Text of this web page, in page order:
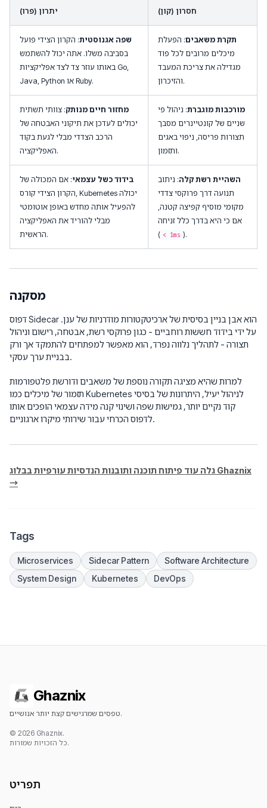
יתרון (פרו) חסרון (קון)
שפה אגנוסטית: הקרון הצידי פועל
בסביבה משלו. אתה יכול להשתמש
באותו עוזר צד לצד אפליקציות Go,
Java, Python או Ruby.
תקרת משאבים: הפעלת
מיכלים מרובים לכל פוד
מגדילה את צריכת המעבד
והזיכרון.
מחזור חיים מנותק: צוותי תשתית
יכולים לעדכן את תיקוני האבטחה של
הרכב הצדדי מבלי לגעת בקוד
האפליקציה.
מורכבות מוגברת: ניהול פי
שניים של קונטיינרים מסבך
תצורות פריסה, ניפוי באגים
ותזמון.
בידוד כשל עצמאי: אם המכולה של
הקרון הצידי קורס, Kubernetes יכולה
להפעיל אותה מחדש באופן אוטומטי
מבלי להוריד את האפליקציה
הראשית.
השהיית רשת קלה: ניתוב
תנועה דרך פרוקסי צדדי
מקומי מוסיף קפיצה קטנה,
אם כי היא בדרך כלל זניחה
(
< 1ms ).
מסקנה
דפוס Sidecar הוא אבן בניין בסיסית של ארכיטקטורות מודרניות של ענן.
על ידי בידוד חששות רוחביים - כגון פרוקסי רשת, אבטחה, רישום וניהול
תצורה - לתהליך נלווה נפרד, הוא מאפשר למפתחים להתמקד אך ורק
בבניית ערך עסקי.
למרות שהיא מציגה תקורה נוספת של משאבים ודורשת פלטפורמות
תזמור של מיכלים כמו Kubernetes לניהול יעיל, היתרונות של בסיסי
קוד נקיים יותר, גמישות שפה ושינוי קנה מידה עצמאי הופכים אותו
לדפוס הכרחי עבור שירותי מיקרו ארגוניים.
גלה עוד פיתוח תוכנה ותובנות הנדסיות עורפיות בבלוג Ghaznix
→
Tags
Microservices Sidecar Pattern
Software Architecture
System Design
Kubernetes DevOps
Ghaznix
טפסים שמרגישים קצת יותר אנושיים.
© 2026 Ghaznix.
כל הזכויות שמורות.
תפריט